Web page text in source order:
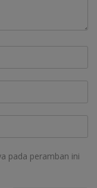
pada peramban ini